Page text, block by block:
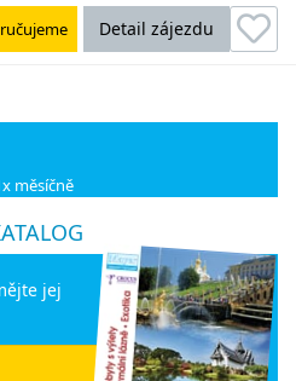
Detail zájezdu
měsíčně
jej